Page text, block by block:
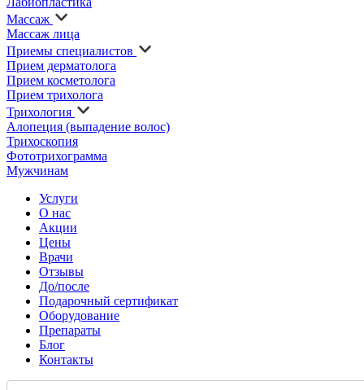
Массаж
Массаж лица
Приемы специалистов
Прием дерматолога
Прием косметолога
Прием трихолога
Трихология
Алопеция (выпадение волос)
Трихоскопия
Фототрихограмма
Мужчинам
Услуги
О нас
Акции
Цены
Врачи
Отзывы
До/после
Подарочный сертификат
Оборудование
Препараты
Блог
Контакты